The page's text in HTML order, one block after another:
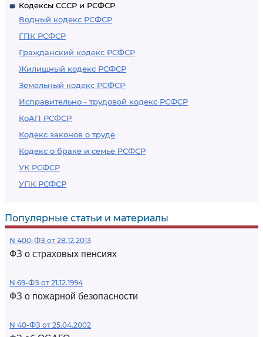
Кодексы СССР и РСФСР
Водный кодекс РСФСР
ГПК РСФСР
Гражданский кодекс РСФСР
Жилищный кодекс РСФСР
Земельный кодекс РСФСР
Исправительно - трудовой кодекс РСФСР
КоАП РСФСР
Кодекс законов о труде
Кодекс о браке и семье РСФСР
УК РСФСР
УПК РСФСР
Популярные статьи и материалы
N 400-ФЗ от 28.12.2013
ФЗ о страховых пенсиях
N 69-ФЗ от 21.12.1994
ФЗ о пожарной безопасности
N 40-ФЗ от 25.04.2002